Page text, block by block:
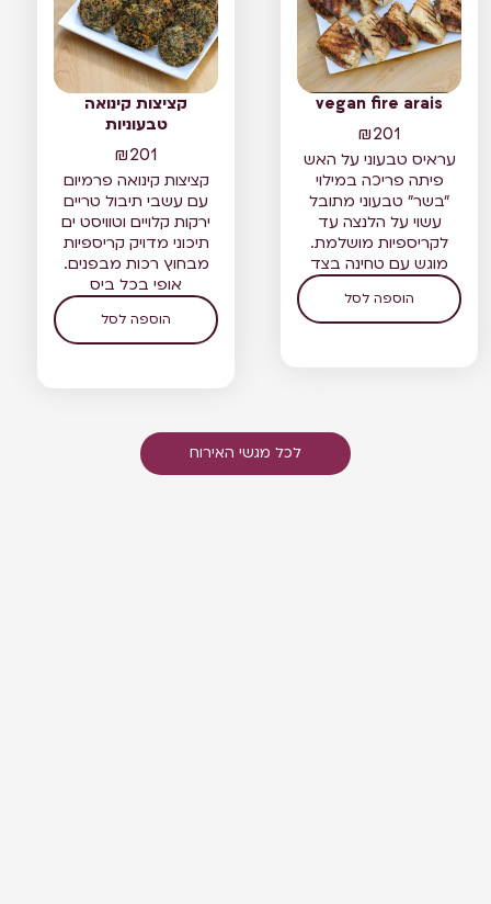
vegan fire arais
₪201
עראיס טבעוני על האש
פיתה פריכה במילוי
"בשר" טבעוני מתובל
עשוי על הלנצה עד
לקריספיות מושלמת.
מוגש עם טחינה בצד
הוספה לסל
קציצות קינואה
טבעוניות
₪201
קציצות קינואה פרמיום
עם עשבי תיבול טריים
ירקות קלויים וטוויסט ים
תיכוני מדויק קריספיות
מבחוץ רכות מבפנים.
אופי בכל ביס
הוספה לסל
לכל מגשי האירוח